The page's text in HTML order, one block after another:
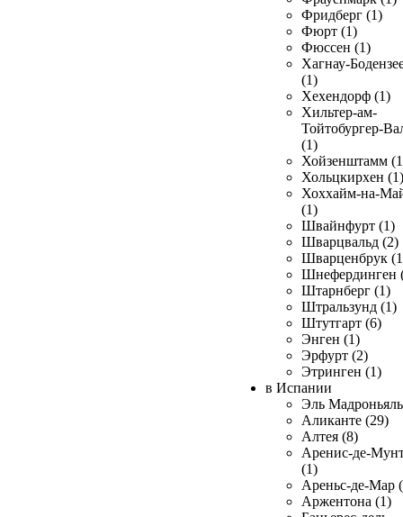
Фридберг (1)
Фюрт (1)
Фюссен (1)
Хагнау-
(1)
Хехендорф (1)
Хильтер-ам-
Тойтобургер-
(1)
Хойзенштамм
Хольцкирхен (1)
Хоххайм-на-
(1)
Швайнфурт (1)
Шварцвальд (2)
Шварценбрук
Шнефердинген
Штарнберг (1)
Штральзунд (1)
Штутгарт (6)
Энген (1)
Эрфурт (2)
Этринген (1)
в Испании
Эль
Аликанте (29)
Алтея (8)
Аренис-де-
(1)
Ареньс-де-Мар
Аржентона (1)